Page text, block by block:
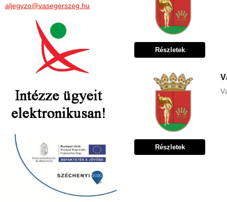
aljegyzo@vasegerszeg.hu
Részletek
Részletek